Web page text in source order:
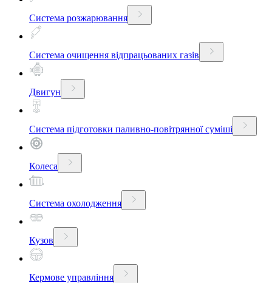
Система розжарювання
Система очищення відпрацьованих газів
Двигун
Система підготовки паливно-повітрянної суміші
Колеса
Система охолодження
Кузов
Кермове управління